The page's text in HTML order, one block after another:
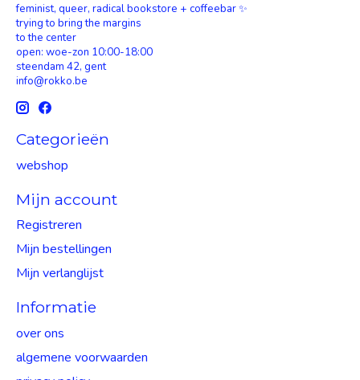
feminist, queer, radical bookstore + coffeebar ✨
trying to bring the margins
to the center
open: woe-zon 10:00-18:00
steendam 42, gent
info@rokko.be
Categorieën
webshop
Mijn account
Registreren
Mijn bestellingen
Mijn verlanglijst
Informatie
over ons
algemene voorwaarden